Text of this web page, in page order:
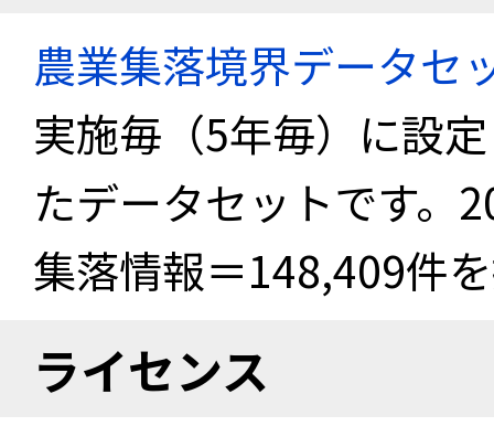
農業集落境界データセ
実施毎（5年毎）に設
たデータセットです。
集落情報＝148,409件
ライセンス